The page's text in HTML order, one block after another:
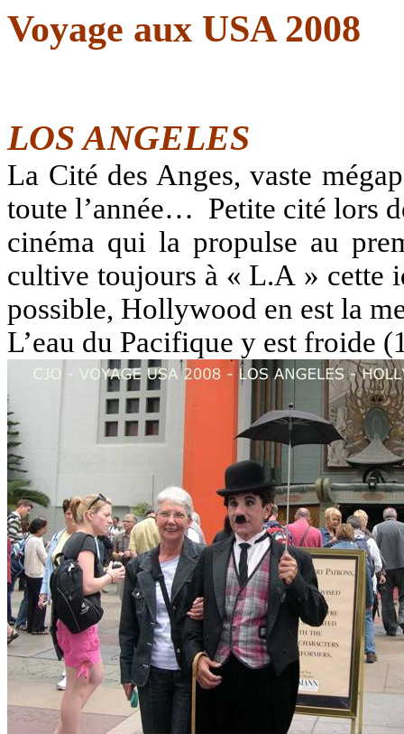
Voyage aux USA 2008
LOS ANGELES
La Cité des Anges, vaste
toute l’année… Petite cité lors
cinéma qui la propulse au
cultive toujours à « L.A » cette
possible, Hollywood en est la
L’eau du Pacifique y est froide